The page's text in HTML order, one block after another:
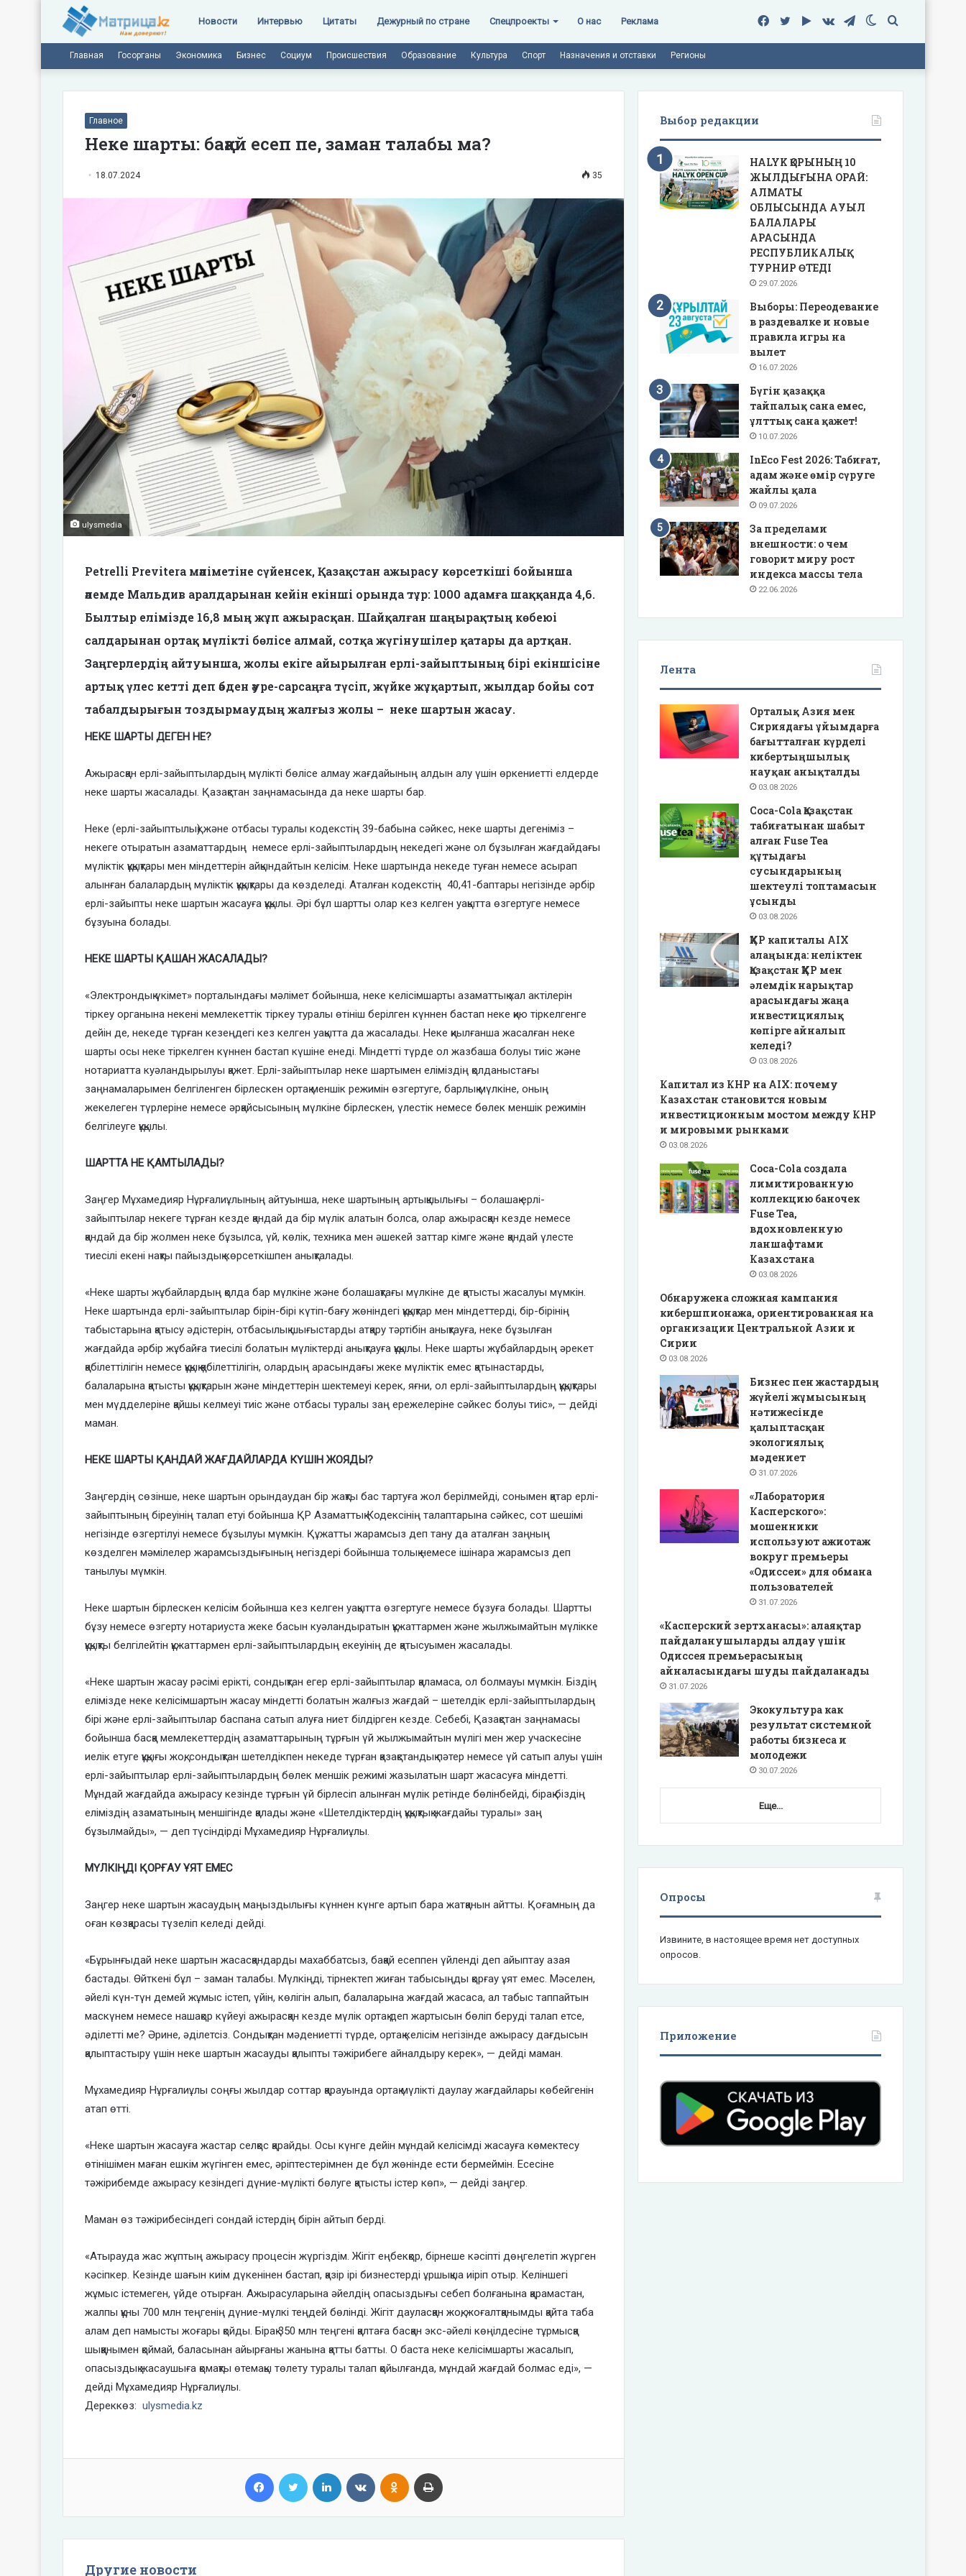
Новости Интервью Цитаты Дежурный по стране Спецпроекты О нас Реклама Поиск
Switch
Telegram
vk.com
Google
Twitter
Facebook
Главная Госорганы Экономика Бизнес Социум Происшествия Образование Культура Спорт Назначения и отставки Регионы
Главное
Неке шарты: бақай есеп пе, заман талабы ма?
18.07.2024 35
ulysmedia
Petrelli Previtera мәліметіне сүйенсек, Қазақстан ажырасу көрсеткіші бойынша
әлемде Мальдив аралдарынан кейін екінші орында тұр: 1000 адамға шаққанда 4,6.
Былтыр елімізде 16,8 мың жұп ажырасқан. Шайқалған шаңырақтың көбеюі
салдарынан ортақ мүлікті бөлісе алмай, сотқа жүгінушілер қатары да артқан.
Заңгерлердің айтуынша, жолы екіге айырылған ерлі-зайыптының бірі екіншісіне
артық үлес кетті деп әбден әуре-сарсаңға түсіп, жүйке жұқартып, жылдар бойы сот
табалдырығын тоздырмаудың жалғыз жолы – неке шартын жасау.
НЕКЕ ШАРТЫ ДЕГЕН НЕ?
Ажырасқан ерлі-зайыптылардың мүлікті бөлісе алмау жағдайының алдын алу үшін өркениетті елдерде
неке шарты жасалады. Қазақстан заңнамасында да неке шарты бар.
Неке (ерлі-зайыптылық) және отбасы туралы кодекстің 39-бабына сәйкес, неке шарты дегеніміз –
некеге отыратын азаматтардың немесе ерлі-зайыптылардың некедегі және ол бұзылған жағдайдағы
мүліктік құқықтары мен міндеттерін айқындайтын келісім. Неке шартында некеде туған немесе асырап
алынған балалардың мүліктік құқықтары да көзделеді. Аталған кодекстің 40,41-баптары негізінде әрбір
ерлі-зайыпты неке шартын жасауға құқылы. Әрі бұл шартты олар кез келген уақытта өзгертуге немесе
бұзуына болады.
НЕКЕ ШАРТЫ ҚАШАН ЖАСАЛАДЫ?
«Электрондық үкімет» порталындағы мәлімет бойынша, неке келісімшарты азаматтық хал актілерін
тіркеу органына некені мемлекеттік тіркеу туралы өтініш берілген күннен бастап неке қию тіркелгенге
дейін де, некеде тұрған кезеңдегі кез келген уақытта да жасалады. Неке қиылғанша жасалған неке
шарты осы неке тіркелген күннен бастап күшіне енеді. Міндетті түрде ол жазбаша болуы тиіс және
нотариатта куәландырылуы қажет. Ерлі-зайыптылар неке шартымен еліміздің қолданыстағы
заңнамаларымен белгіленген бірлескен ортақ меншік режимін өзгертуге, барлық мүлкіне, оның
жекелеген түрлеріне немесе әрқайсысының мүлкіне бірлескен, үлестік немесе бөлек меншік режимін
белгілеуге құқылы.
ШАРТТА НЕ ҚАМТЫЛАДЫ?
Заңгер Мұхамедияр Нұрғалиұлының айтуынша, неке шартының артықшылығы – болашақ ерлі-
зайыптылар некеге тұрған кезде қандай да бір мүлік алатын болса, олар ажырасқан кезде немесе
қандай да бір жолмен неке бұзылса, үй, көлік, техника мен әшекей заттар кімге және қандай үлесте
тиесілі екені нақты пайыздық көрсеткішпен анықталады.
«Неке шарты жұбайлардың қолда бар мүлкіне және болашақтағы мүлкіне де қатысты жасалуы мүмкін.
Неке шартында ерлі-зайыптылар бірін-бірі күтіп-бағу жөніндегі құқықтар мен міндеттерді, бір-бірінің
табыстарына қатысу әдістерін, отбасылық шығыстарды атқару тәртібін анықтауға, неке бұзылған
жағдайда әрбір жұбайға тиесілі болатын мүліктерді анықтауға құқылы. Неке шарты жұбайлардың әрекет
қабілеттілігін немесе құқық қабілеттілігін, олардың арасындағы жеке мүліктік емес қатынастарды,
балаларына қатысты құқықтарын және міндеттерін шектемеуі керек, яғни, ол ерлі-зайыптылардың құқықтары
мен мүдделеріне қайшы келмеуі тиіс және отбасы туралы заң ережелеріне сәйкес болуы тиіс», — дейді
маман.
НЕКЕ ШАРТЫ ҚАНДАЙ ЖАҒДАЙЛАРДА КҮШІН ЖОЯДЫ?
Заңгердің сөзінше, неке шартын орындаудан бір жақты бас тартуға жол берілмейді, сонымен қатар ерлі-
зайыптының біреуінің талап етуі бойынша ҚР Азаматтық Кодексінің талаптарына сәйкес, сот шешімі
негізінде өзгертілуі немесе бұзылуы мүмкін. Құжатты жарамсыз деп тану да аталған заңның
көзделген мәмілелер жарамсыздығының негіздері бойынша толық немесе ішінара жарамсыз деп
танылуы мүмкін.
Неке шартын бірлескен келісім бойынша кез келген уақытта өзгертуге немесе бұзуға болады. Шартты
бұзу немесе өзгерту нотариуста жеке басын куәландыратын құжаттармен және жылжымайтын мүлікке
құқықты белгілейтін құжаттармен ерлі-зайыптылардың екеуінің де қатысуымен жасалады.
«Неке шартын жасау рәсімі ерікті, сондықтан егер ерлі-зайыптылар қаламаса, ол болмауы мүмкін. Біздің
елімізде неке келісімшартын жасау міндетті болатын жалғыз жағдай – шетелдік ерлі-зайыптылардың
бірі және ерлі-зайыптылар баспана сатып алуға ниет білдірген кезде. Себебі, Қазақстан заңнамасы
бойынша басқа мемлекеттердің азаматтарының тұрғын үй жылжымайтын мүлігі мен жер учаскесіне
иелік етуге құқығы жоқ, сондықтан шетелдікпен некеде тұрған қазақстандық пәтер немесе үй сатып алуы үшін
ерлі-зайыптылар ерлі-зайыптылардың бөлек меншік режимі жазылатын шарт жасасуға міндетті.
Мұндай жағдайда ажырасу кезінде тұрғын үй бірлесіп алынған мүлік ретінде бөлінбейді, бірақ біздің
еліміздің азаматының меншігінде қалады және «Шетелдіктердің құқықтық жағдайы туралы» заң
бұзылмайды», — деп түсіндірді Мұхамедияр Нұрғалиұлы.
МҮЛКІҢДІ ҚОРҒАУ ҰЯТ ЕМЕС
Заңгер неке шартын жасаудың маңыздылығы күннен күнге артып бара жатқанын айтты. Қоғамның да
оған көзқарасы түзеліп келеді дейді.
«Бұрынғыдай неке шартын жасасқандарды махаббатсыз, бақай есеппен үйленді деп айыптау азая
бастады. Өйткені бұл – заман талабы. Мүлкіңді, тірнектеп жиған табысыңды қорғау ұят емес. Мәселен,
әйелі күн-түн демей жұмыс істеп, үйін, көлігін алып, балаларына жағдай жасаса, ал табыс таппайтын
маскүнем немесе нашақор күйеуі ажырасқан кезде мүлік ортақ деп жартысын бөліп беруді талап етсе,
әділетті ме? Әрине, әділетсіз. Сондықтан мәдениетті түрде, ортақ келісім негізінде ажырасу дағдысын
қалыптастыру үшін неке шартын жасауды қалыпты тәжірибеге айналдыру керек», — дейді маман.
Мұхамедияр Нұрғалиұлы соңғы жылдар соттар қарауында ортақ мүлікті даулау жағдайлары көбейгенін
атап өтті.
«Неке шартын жасауға жастар селқос қарайды. Осы күнге дейін мұндай келісімді жасауға көмектесу
өтінішімен маған ешкім жүгінген емес, әріптестерімнен де бұл жөнінде ести бермеймін. Есесіне
тәжірибемде ажырасу кезіндегі дүние-мүлікті бөлуге қатысты істер көп», — дейді заңгер.
Маман өз тәжірибесіндегі сондай істердің бірін айтып берді.
«Атырауда жас жұптың ажырасу процесін жүргіздім. Жігіт еңбекқор, бірнеше кәсіпті дөңгелетіп жүрген
кәсіпкер. Кезінде шағын киім дүкенінен бастап, қазір ірі бизнестерді ұршықша иіріп отыр. Келіншегі
жұмыс істемеген, үйде отырған. Ажырасуларына әйелдің опасыздығы себеп болғанына қарамастан,
жалпы құны 700 млн теңгенің дүние-мүлкі теңдей бөлінді. Жігіт дауласқан жоқ, жоғалтқанымды қайта таба
алам деп намысты жоғары қойды. Бірақ 350 млн теңгені қалтаға басқан экс-әйелі көңілдесіне тұрмысқа
шыққанымен қоймай, баласынан айырғаны жанына қатты батты. О баста неке келісімшарты жасалып,
опасыздық жасаушыға қомақты өтемақы төлету туралы талап қойылғанда, мұндай жағдай болмас еді», —
дейді Мұхамедияр Нұрғалиұлы.
Дереккөз: ulysmedia.kz
Facebook Twitter LinkedIn VKontakteOdnoklassniki
Другие новости
Выбор редакции
HALYK ҚОРЫНЫҢ 10
ЖЫЛДЫҒЫНА ОРАЙ:
АЛМАТЫ
ОБЛЫСЫНДА АУЫЛ
БАЛАЛАРЫ
АРАСЫНДА
РЕСПУБЛИКАЛЫҚ
ТУРНИР ӨТЕДІ
29.07.2026
Выборы: Переодевание
в раздевалке и новые
правила игры на
вылет
16.07.2026
Бүгін қазаққа
тайпалық сана емес,
ұлттық сана қажет!
10.07.2026
InEco Fest 2026: Табиғат,
адам және өмір сүруге
жайлы қала
09.07.2026
За пределами
внешности: о чем
говорит миру рост
индекса массы тела
22.06.2026
Лента
Орталық Азия мен
Сириядағы ұйымдарға
бағытталған күрделі
кибертыңшылық
науқан анықталды
03.08.2026
Coca-Cola Қазақстан
табиғатынан шабыт
алған Fuse Tea
құтыдағы
сусындарының
шектеулі топтамасын
ұсынды
03.08.2026
ҚХР капиталы AIX
алаңында: неліктен
Қазақстан ҚХР мен
әлемдік нарықтар
арасындағы жаңа
инвестициялық
көпірге айналып
келеді?
03.08.2026
Капитал из КНР на AIX: почему
Казахстан становится новым
инвестиционным мостом между КНР
и мировыми рынками
03.08.2026
Coca-Cola создала
лимитированную
коллекцию баночек
Fuse Tea,
вдохновленную
ланшафтами
Казахстана
03.08.2026
Обнаружена сложная кампания
кибершпионажа, ориентированная на
организации Центральной Азии и
Сирии
03.08.2026
Бизнес пен жастардың
жүйелі жұмысының
нәтижесінде
қалыптасқан
экологиялық
мәдениет
31.07.2026
«Лаборатория
Касперского»:
мошенники
используют ажиотаж
вокруг премьеры
«Одиссеи» для обмана
пользователей
31.07.2026
«Касперский зертханасы»: алаяқтар
пайдаланушыларды алдау үшін
Одиссея премьерасының
айналасындағы шуды пайдаланады
31.07.2026
Экокультура как
результат системной
работы бизнеса и
молодежи
30.07.2026
Еще...
Опросы
Извините, в настоящее время нет доступных
опросов.
Приложение